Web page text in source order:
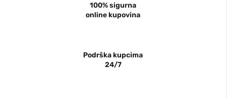
100% sigurna
online kupovina
Podrška kupcima
24/7